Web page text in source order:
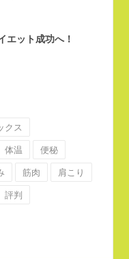
エット成功へ！
クス
体温
便秘
筋肉
肩こり
評判